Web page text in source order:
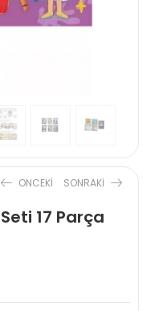
ONCEKI SONRAKI
Seti 17 Parça